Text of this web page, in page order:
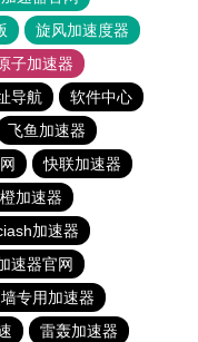
旋风加速度器
子加速器
导航
软件中心
飞鱼加速器
快联加速器
加速器
加速器
速器官网
专用加速器
雷轰加速器